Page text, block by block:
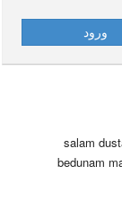
salam
bedunam